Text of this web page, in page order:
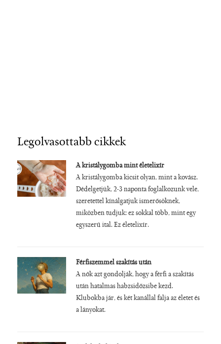
Legolvasottabb cikkek
A kristálygomba mint életelixír
A kristálygomba kicsit olyan, mint a kovász.
Dédelgetjük, 2-3 naponta foglalkozunk vele,
szeretettel kínálgatjuk ismerősöknek,
miközben tudjuk: ez sokkal több, mint egy
egyszerű ital. Ez életelixír.
Férfiszemmel szakítás után
A nők azt gondolják, hogy a férfi a szakítás
után hatalmas habzsidőzsibe kezd.
Klubokba jár, és két kanállal falja az életet és
a lányokat.